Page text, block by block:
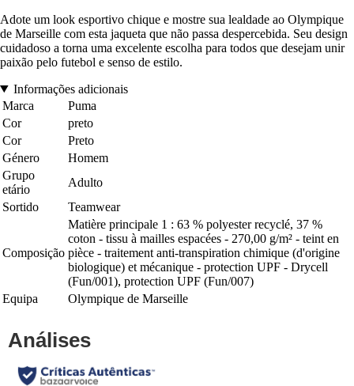
Adote um look esportivo chique e mostre sua lealdade ao Olympique
de Marseille com esta jaqueta que não passa despercebida. Seu design
cuidadoso a torna uma excelente escolha para todos que desejam unir
paixão pelo futebol e senso de estilo.
Informações adicionais
Marca
Puma
Cor
preto
Cor
Preto
Género
Homem
Grupo
etário
Adulto
Sortido
Teamwear
Composição
Matière principale 1 : 63 % polyester recyclé, 37 %
coton - tissu à mailles espacées - 270,00 g/m² - teint en
pièce - traitement anti-transpiration chimique (d'origine
biologique) et mécanique - protection UPF - Drycell
(Fun/001), protection UPF (Fun/007)
Equipa
Olympique de Marseille